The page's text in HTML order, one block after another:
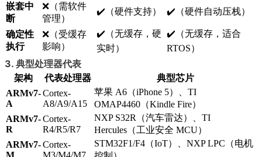
嵌套中
断
❌（需软件
管理）
✔️（硬件支持） ✔️（硬件自动压栈）
确定性
执行
❌（受缓存
影响）
✔️（无缓存，硬
实时）
✔️（无缓存，适合
RTOS）
3. 典型处理器代表
架构 代表处理器
典型芯片
ARMv7-
A
Cortex-
A8/A9/A15
苹果 A6（iPhone 5）、TI
OMAP4460（Kindle Fire）
ARMv7-
R
Cortex-
R4/R5/R7
NXP S32R（汽车雷达）、TI
Hercules（工业安全 MCU）
ARMv7-
M
Cortex-
M3/M4/M7
STM32F1/F4（IoT）、NXP LPC（电机